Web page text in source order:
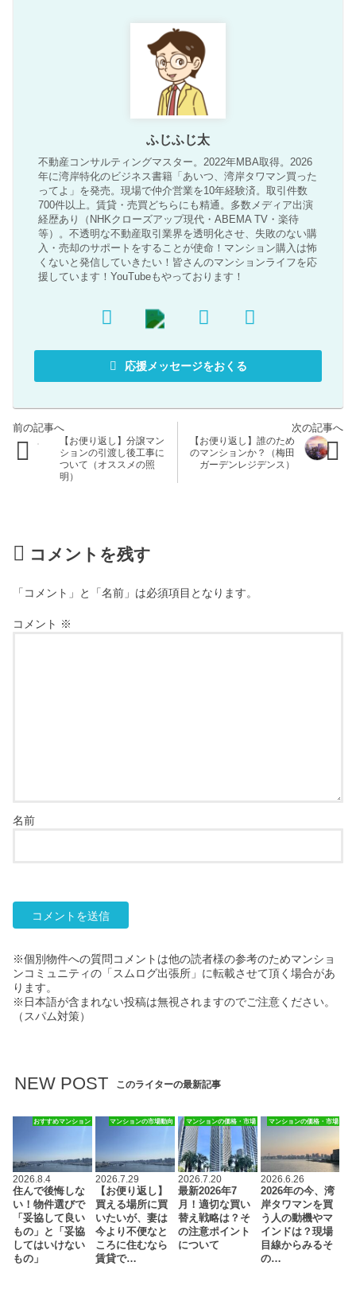
ふじふじ太
不動産コンサルティングマスター。2022年MBA取得。2026
年に湾岸特化のビジネス書籍「あいつ、湾岸タワマン買った
ってよ」を発売。現場で仲介営業を10年経験済。取引件数
700件以上。賃貸・売買どちらにも精通。多数メディア出演
経歴あり（NHKクローズアップ現代・ABEMA TV・楽待
等）。不透明な不動産取引業界を透明化させ、失敗のない購
入・売却のサポートをすることが使命！マンション購入は怖
くないと発信していきたい！皆さんのマンションライフを応
援しています！YouTubeもやっております！
応援メッセージをおくる
【お便り返し】分譲マン
ションの引渡し後工事に
ついて（オススメの照
明）
【お便り返し】誰のため
のマンションか？（梅田
ガーデンレジデンス）
コメントを残す
「コメント」と「名前」は必須項目となります。
コメント ※
名前
※個別物件への質問コメントは他の読者様の参考のためマンショ
ンコミュニティの「スムログ出張所」に転載させて頂く場合があ
ります。
※日本語が含まれない投稿は無視されますのでご注意ください。
（スパム対策）
NEW POST このライターの最新記事
おすすめマンション
2026.8.4
住んで後悔しな
い！物件選びで
「妥協して良い
もの」と「妥協
してはいけない
もの」
マンションの市場動向
2026.7.29
【お便り返し】
買える場所に買
いたいが、妻は
今より不便なと
ころに住むなら
賃貸で…
マンションの価格・市場
2026.7.20
最新2026年7
月！適切な買い
替え戦略は？そ
の注意ポイント
について
マンションの価格・市場
2026.6.26
2026年の今、湾
岸タワマンを買
う人の動機やマ
インドは？現場
目線からみるそ
の…